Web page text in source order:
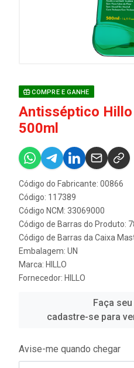
COMPRE E GANHE
Antisséptico
500ml
Código do Fabricante: 00866
Código: 117389
Código NCM: 33069000
Código de Barras do Produto:
Código de Barras da Caixa
Embalagem: UN
Marca: HILLO
Fornecedor: HILLO
Faça
cadastre-se para
Avise-me quando chegar